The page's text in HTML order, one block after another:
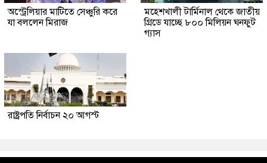
অস্ট্রেলিয়ার মাটিতে সেঞ্চুরি করে
যা বললেন মিরাজ
মহেশখালী টার্মিনাল থেকে জাতীয়
গ্রিডে যাচ্ছে ৮০০ মিলিয়ন ঘনফুট
গ্যাস
রাষ্ট্রপতি নির্বাচন ২০ আগস্ট